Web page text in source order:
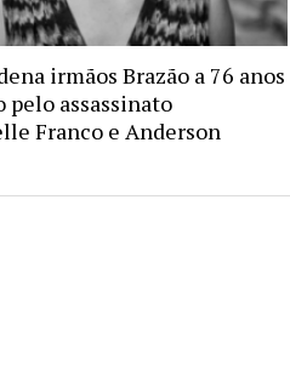
irmãos Brazão a 76 anos
pelo assassinato
Franco e Anderson